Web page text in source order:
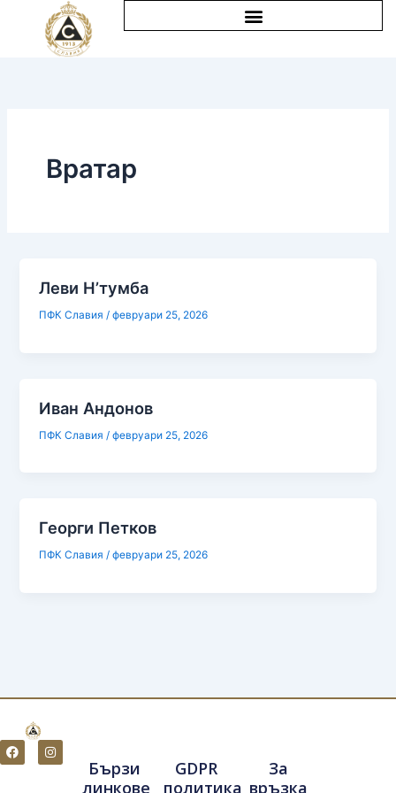
Вратар
Леви Н’тумба
ПФК Славия/февруари 25, 2026
Иван Андонов
ПФК Славия /февруари 25, 2026
Георги Петков
ПФК Славия/февруари 25, 2026
F
a
c
I
n
s
Бързи
линкове
GDPR
политика
За
връзка